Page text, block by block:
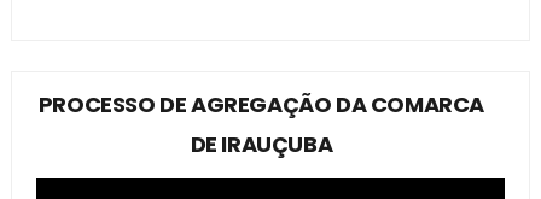
PROCESSO DE AGREGAÇÃO DA COMARCA
DE IRAUÇUBA